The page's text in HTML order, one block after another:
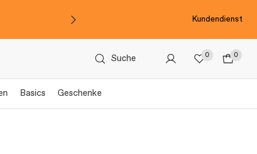
Kundendienst
Suche 0 0
Basics Geschenke